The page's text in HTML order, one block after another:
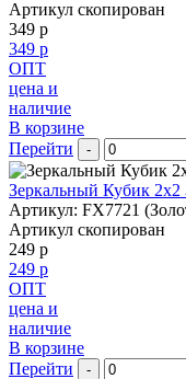
Артикул скопирован
349 р
349 р
ОПТ
цена и
наличие
В корзине
Перейти
-
Зеркальный Кубик 2х2
Артикул: FX7721
Артикул скопирован
249 р
249 р
ОПТ
цена и
наличие
В корзине
Перейти
-